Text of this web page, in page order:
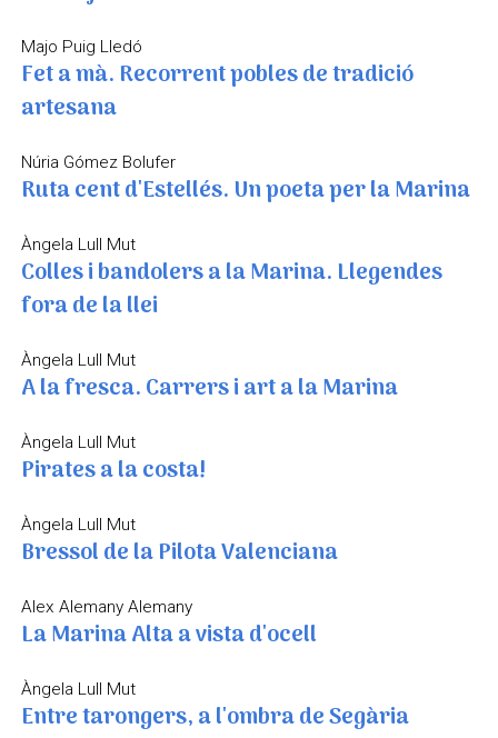
Majo Puig Lledó
Fet a mà. Recorrent pobles de tradició
artesana
Núria Gómez Bolufer
Ruta cent d'Estellés. Un poeta per la Marina
Àngela Lull Mut
Colles i bandolers a la Marina. Llegendes
fora de la llei
Àngela Lull Mut
A la fresca. Carrers i art a la Marina
Àngela Lull Mut
Pirates a la costa!
Àngela Lull Mut
Bressol de la Pilota Valenciana
Alex Alemany Alemany
La Marina Alta a vista d'ocell
Àngela Lull Mut
Entre tarongers, a l'ombra de Segària